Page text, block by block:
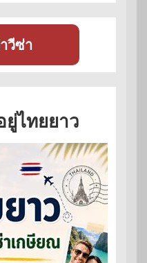
วีซ่า
ยู่ไทยยาว